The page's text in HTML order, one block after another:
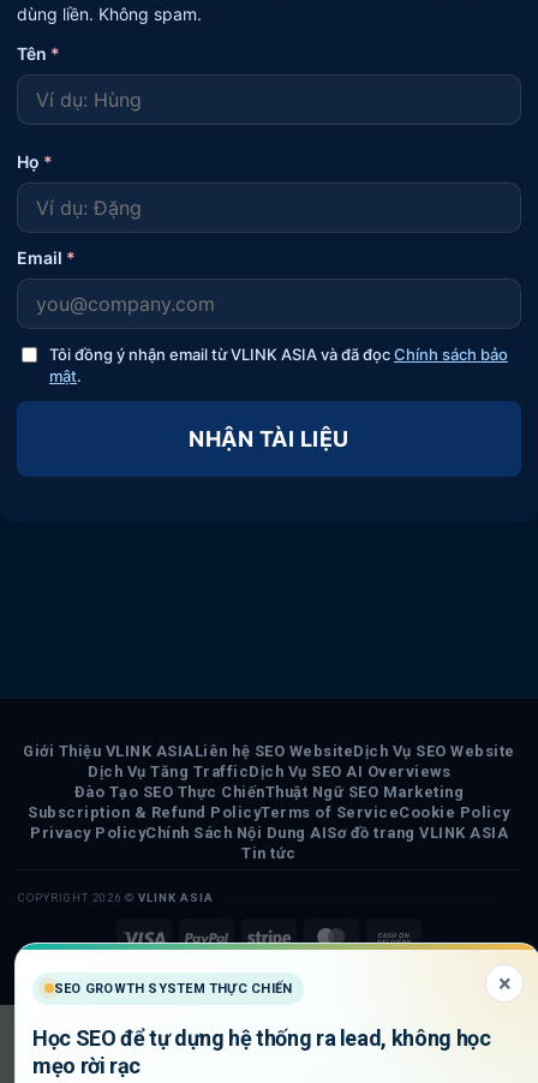
dùng liền. Không spam.
Tên *
Họ *
Email *
Tôi đồng ý nhận email từ VLINK ASIA và đã đọcChính sách bảo
mật.
NHẬN TÀI LIỆU
Visa PayPalStripe MasterCard
Giới Thiệu VLINK ASIALiên hệ SEO WebsiteDịch Vụ SEO Website
Dịch Vụ Tăng TrafficDịch Vụ SEO AI Overviews
Đào Tạo SEO Thực ChiếnThuật Ngữ SEO Marketing
Subscription & Refund PolicyTerms of ServiceCookie Policy
Privacy PolicyChính Sách Nội Dung AISơ đồ trang VLINK ASIA
Tin tức
COPYRIGHT 2026 © VLINK ASIA
SEO GROWTH SYSTEM THỰC CHIẾN ×
Học SEO để tự dựng hệ thống ra lead, không học
mẹo rời rạc